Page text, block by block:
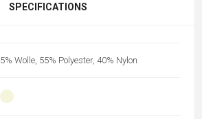
SPECIFICATIONS
5% Wolle, 55% Polyester, 40% Nylon